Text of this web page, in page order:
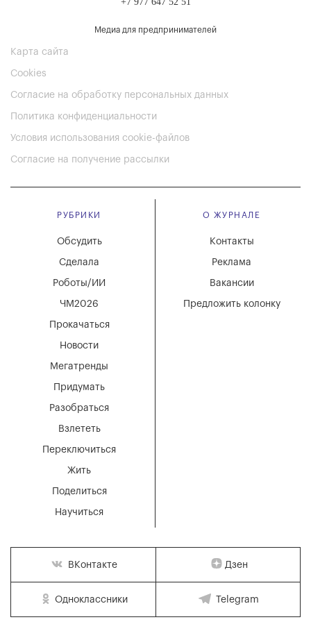
Медиа для предпринимателей
Карта сайта
Cookies
Согласие на обработку персональных данных
Политика конфиденциальности
Условия использования cookie-файлов
Согласие на получение рассылки
РУБРИКИ
Мегатренды
Придумать
Разобраться
Взлететь
Новости
Переключиться
Жить
Поделиться
Научиться
Обсудить
Сделала
Роботы/ИИ
ЧМ2026
Прокачаться
О ЖУРНАЛЕ
Вакансии
Реклама
Контакты
Предложить колонку
ВКонтакте Дзен
Одноклассники Telegram